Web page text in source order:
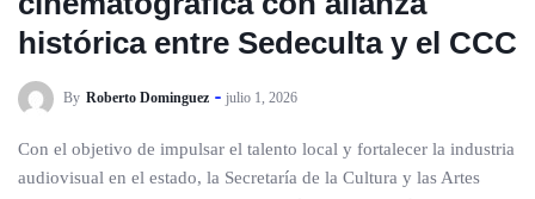
histórica entre Sedeculta y el CCC
By Roberto Dominguez julio 1, 2026
Con el objetivo de impulsar el talento local y fortalecer la industria
audiovisual en el estado, la Secretaría de la Cultura y las Artes